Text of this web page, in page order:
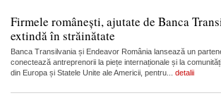
Firmele românești, ajutate de Banca
extindă în străinătate
Banca Transilvania și Endeavor România lansează un
conectează antreprenorii la piețe internaționale și la
din Europa și Statele Unite ale Americii, pentru... detalii